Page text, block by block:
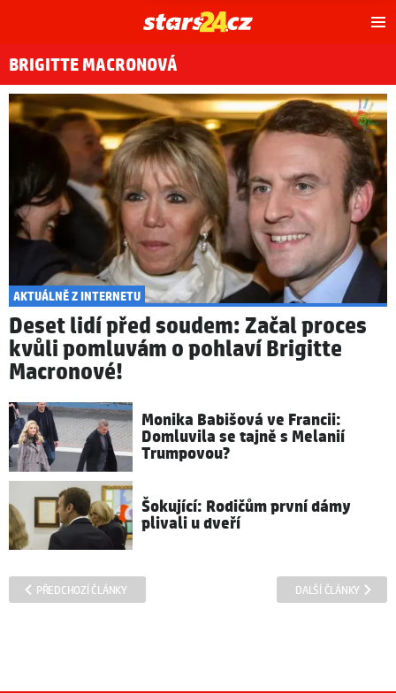
BRIGITTE MACRONOVÁ
AKTUÁLNĚ Z INTERNETU
Deset lidí před soudem: Začal proces
kvůli pomluvám o pohlaví Brigitte
Macronové!
Monika Babišová ve Francii:
Domluvila se tajně s Melanií
Trumpovou?
Šokující: Rodičům první dámy
plivali u dveří
PŘEDCHOZÍ ČLÁNKY DALŠÍ ČLÁNKY